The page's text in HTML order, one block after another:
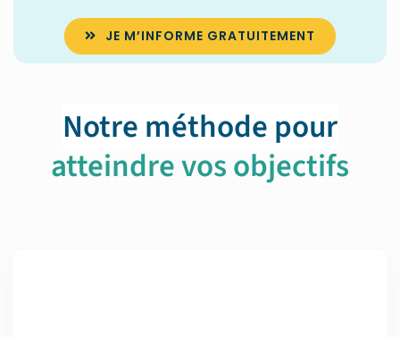
JE M’INFORME GRATUITEMENT
Notre méthode pour
atteindre vos objectifs